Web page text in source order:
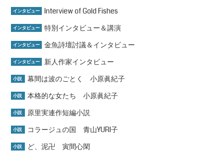
インタビュー Interview of Gold Fishes
インタビュー 特別インタビュー＆講演
インタビュー 金魚詩壇討議＆インタビュー
インタビュー 新人作家インタビュー
小説 幕間は波のごとく 小原眞紀子
小説 本格的な女たち 小原眞紀子
小説 原里実連作短編小説
小説 コラージュの国 青山YURI子
小説 ど、泥卍 寅間心閑